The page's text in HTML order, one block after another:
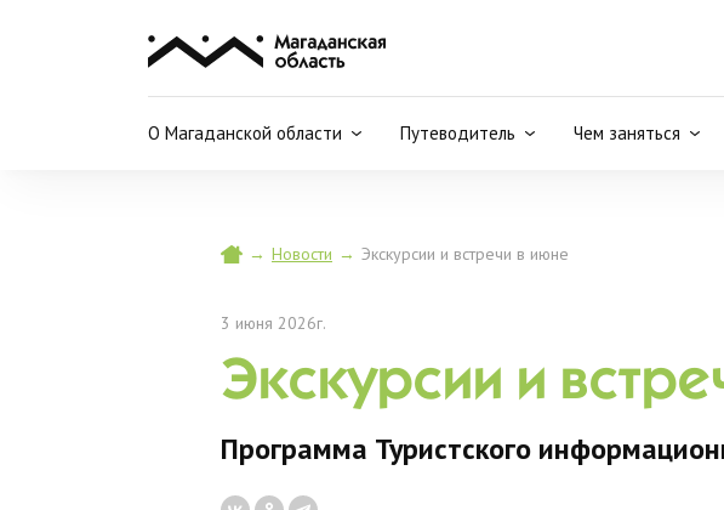
О Магаданской области Путеводитель Чем заняться
→ Новости → Экскурсии и встречи в июне
3 июня 2026г.
Экскурсии и
Программа Туристского